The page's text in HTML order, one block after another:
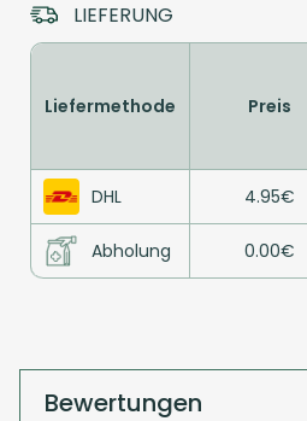
LIEFERUNG
Liefermethode Preis
DHL 4.95€
Abholung 0.00€
Bewertungen